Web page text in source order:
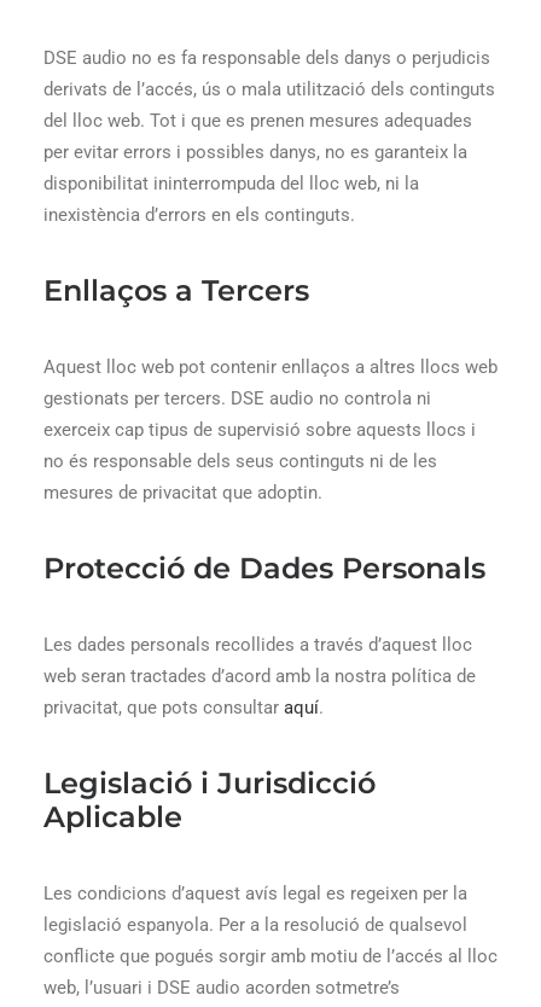
DSE audio no es fa responsable dels danys o perjudicis
derivats de l’accés, ús o mala utilització dels continguts
del lloc web. Tot i que es prenen mesures adequades
per evitar errors i possibles danys, no es garanteix la
disponibilitat ininterrompuda del lloc web, ni la
inexistència d’errors en els continguts.
Enllaços a Tercers
Aquest lloc web pot contenir enllaços a altres llocs web
gestionats per tercers. DSE audio no controla ni
exerceix cap tipus de supervisió sobre aquests llocs i
no és responsable dels seus continguts ni de les
mesures de privacitat que adoptin.
Protecció de Dades Personals
Les dades personals recollides a través d’aquest lloc
web seran tractades d’acord amb la nostra política de
privacitat, que pots consultar aquí.
Legislació i Jurisdicció
Aplicable
Les condicions d’aquest avís legal es regeixen per la
legislació espanyola. Per a la resolució de qualsevol
conflicte que pogués sorgir amb motiu de l’accés al lloc
web, l’usuari i DSE audio acorden sotmetre’s